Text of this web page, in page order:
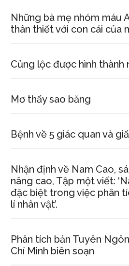
Những bà mẹ nhóm máu
thân thiết với con cái của
Củng lộc được hình thành
Mơ thấy sao băng
Bệnh về 5 giác quan và
Nhận định về Nam Cao,
nâng cao, Tập một viết:
đặc biệt trong việc phân
lí nhân vật’.
Phân tích bản Tuyên
Chí Minh biên soạn